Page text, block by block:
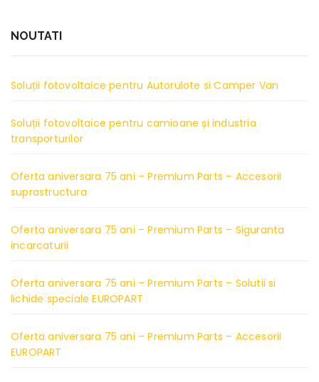
NOUTATI
Soluții fotovoltaice pentru Autorulote si Camper Van
Soluții fotovoltaice pentru camioane și industria
transporturilor
Oferta aniversara 75 ani – Premium Parts – Accesorii
suprastructura
Oferta aniversara 75 ani – Premium Parts – Siguranta
incarcaturii
Oferta aniversara 75 ani – Premium Parts – Solutii si
lichide speciale EUROPART
Oferta aniversara 75 ani – Premium Parts – Accesorii
EUROPART